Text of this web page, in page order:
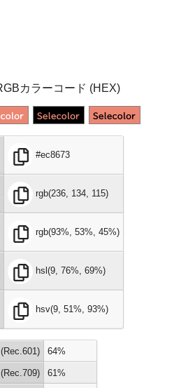
カラーコード (HEX)
#ec8673
rgb(236, 134, 115)
rgb(93%, 53%, 45%)
hsl(9, 76%, 69%)
hsv(9, 51%, 93%)
64%
61%